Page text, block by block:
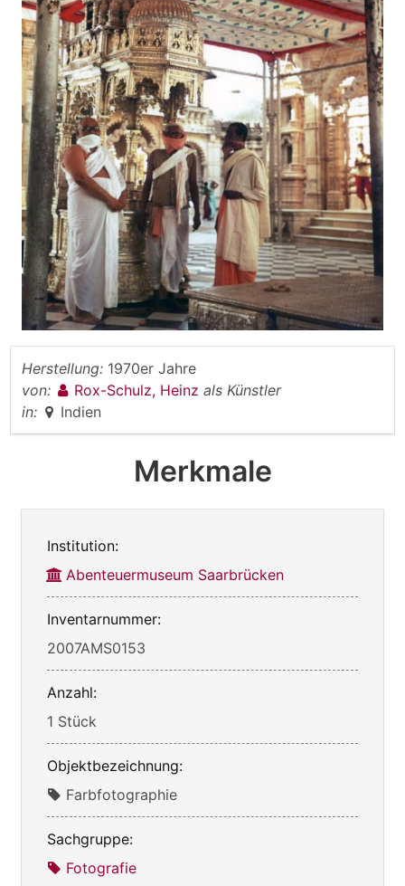
Herstellung: 1970er Jahre
von:
Rox-Schulz, Heinz als Künstler
in:
Indien
Merkmale
Institution:
Abenteuermuseum Saarbrücken
Inventarnummer:
2007AMS0153
Anzahl:
1 Stück
Objektbezeichnung:
Farbfotographie
Sachgruppe:
Fotografie